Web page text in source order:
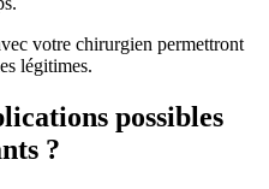
votre chirurgien permettront
légitimes.
possibles
?